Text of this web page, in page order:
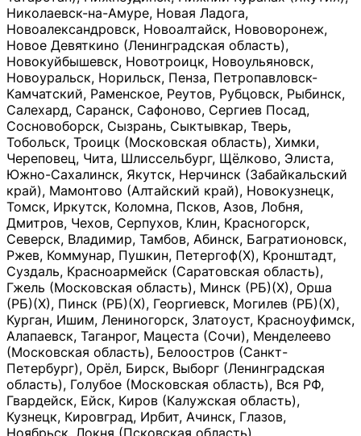
Николаевск-на-Амуре, Новая Ладога,
Новоалександровск, Новоалтайск, Нововоронеж,
Новое Девяткино (Ленинградская область),
Новокуйбышевск, Новотроицк, Новоульяновск,
Новоуральск, Норильск, Пенза, Петропавловск-
Камчатский, Раменское, Реутов, Рубцовск, Рыбинск,
Салехард, Саранск, Сафоново, Сергиев Посад,
Сосновоборск, Сызрань, Сыктывкар, Тверь,
Тобольск, Троицк (Московская область), Химки,
Череповец, Чита, Шлиссельбург, Щёлково, Элиста,
Южно-Сахалинск, Якутск, Нерчинск (Забайкальский
край), Мамонтово (Алтайский край), Новокузнецк,
Томск, Иркутск, Коломна, Псков, Азов, Лобня,
Дмитров, Чехов, Серпухов, Клин, Красногорск,
Северск, Владимир, Тамбов, Абинск, Багратионовск,
Ржев, Коммунар, Пушкин, Петергоф(Х), Кронштадт,
Суздаль, Красноармейск (Саратовская область),
Гжель (Московская область), Минск (РБ)(Х), Орша
(РБ)(Х), Пинск (РБ)(Х), Георгиевск, Могилев (РБ)(Х),
Курган, Ишим, Лениногорск, Златоуст, Красноуфимск,
Алапаевск, Таганрог, Мацеста (Сочи), Менделеево
(Московская область), Белоостров (Санкт-
Петербург), Орёл, Бирск, Выборг (Ленинградская
область), Голубое (Московская область), Вся РФ,
Гвардейск, Ейск, Киров (Калужская область),
Кузнецк, Кировград, Ирбит, Ачинск, Глазов,
Ноябрьск, Локня (Псковская область),